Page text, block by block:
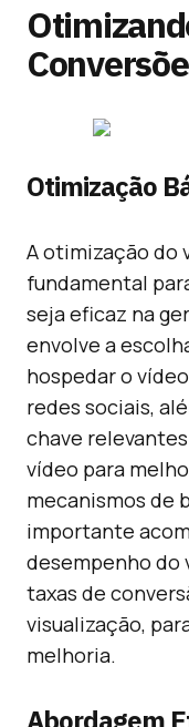
Otimização
A otimização do
fundamental
seja eficaz na
envolve a
hospedar o
redes sociais,
chave
vídeo para
mecanismos de
importante
desempenho do
taxas de
visualização,
melhoria.